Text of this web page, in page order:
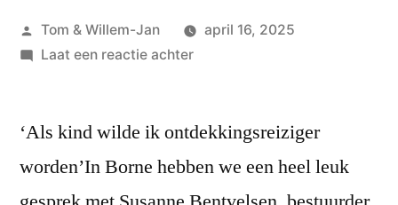
Geplaatst
door
Tom & Willem-Jan
april 16, 2025
Laat een reactie achterop
Bentvelsen
Aveleijn
‘Als kind wilde ik ontdekkingsreiziger
worden’In Borne hebben we een heel leuk